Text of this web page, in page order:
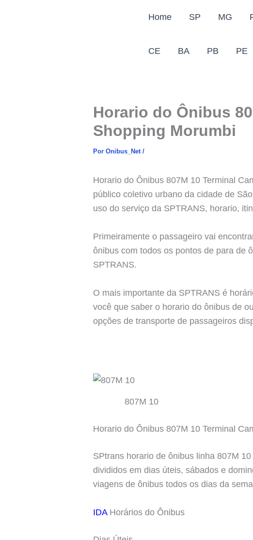
Home SP MG
CE BA PB PE
Horario do Ônibus
Shopping Morumbi
Por Onibus_Net /
Horario do Ônibus 807M 10 Terminal
público coletivo urbano da cidade de
uso do serviço da SPTRANS, horario,
Primeiramente o passageiro vai
ônibus com todos os pontos de para de
SPTRANS.
O mais importante da SPTRANS é
você que saber o horario do ônibus de
opções de transporte de passageiros
807M 10
Horario do Ônibus 807M 10 Terminal
SPtrans horario de ônibus linha 807M
divididos em dias úteis, sábados e
viagens de ônibus todos os dias da
IDAHorários do Ônibus